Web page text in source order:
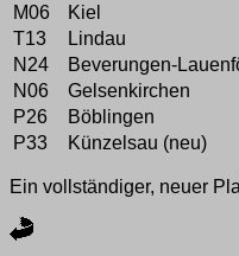
M06
Kiel
T13
Lindau
N24
Beverungen-
N06
Gelsenkirchen
P26
Böblingen
P33
Künzelsau (neu)
Ein vollständiger, neuer